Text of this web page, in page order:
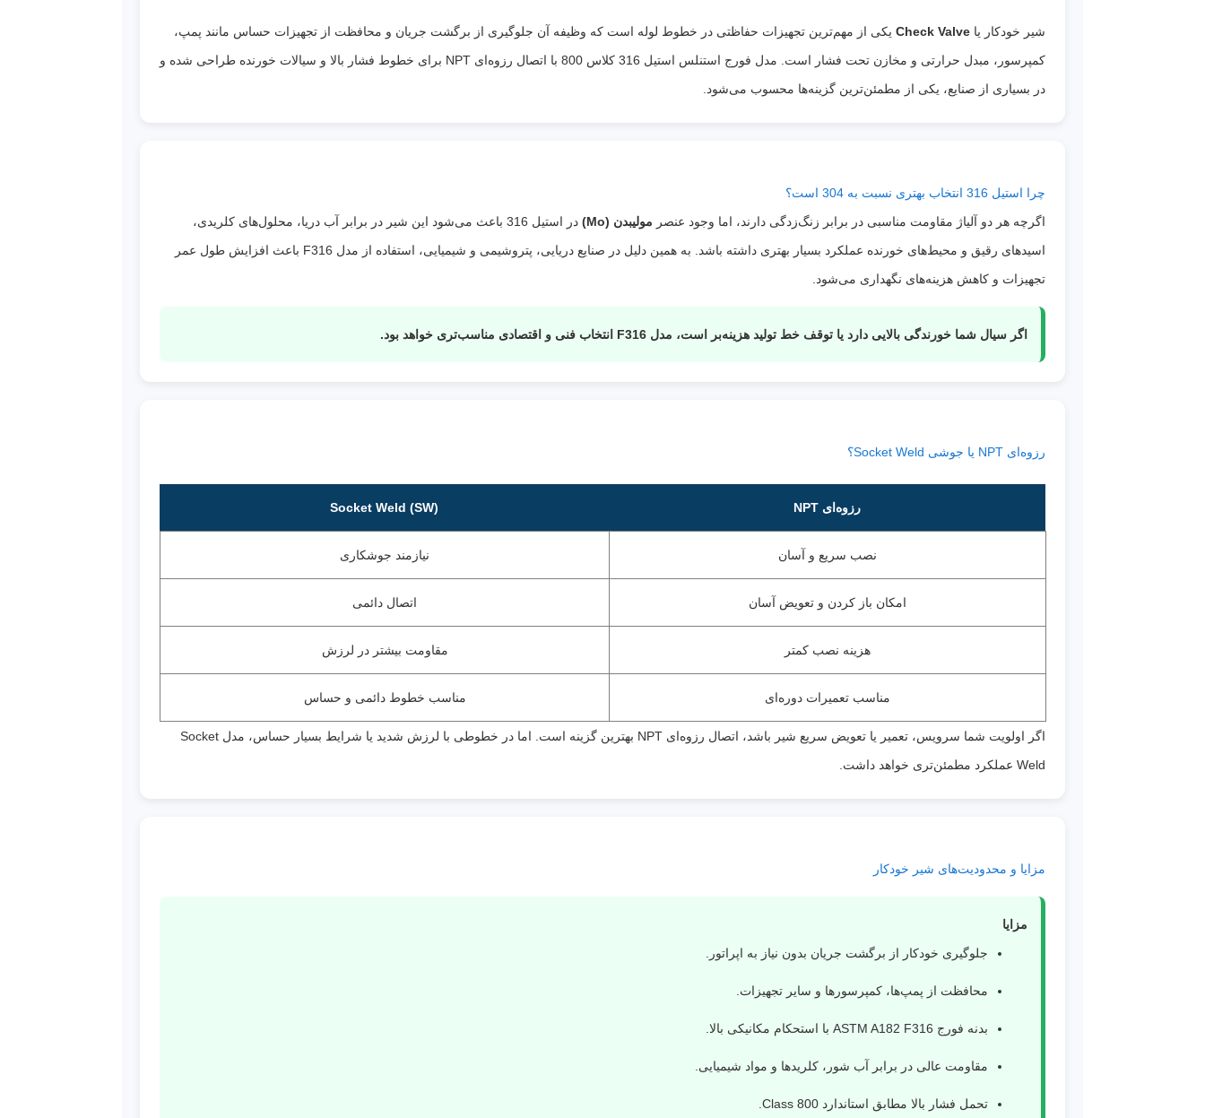
نوع آب بندی فلز به فلز (Metal Seated)
جهت جریان: یکطرفه (مطابق فلش روی بدنه)
:
مناسب برای خطوط فشار بالا، نصب آسان با اتصال
رزوه‌ای NPT و طول عمر بالا
شیر خودکار یا Check Valve یکی از مهم‌ترین تجهیزات حفاظتی در خطوط لوله است که وظیفه آن جلوگیری از برگشت جریان و محافظت از تجهیزات حساس مانند پمپ،
کمپرسور، مبدل حرارتی و مخازن تحت فشار است. مدل فورج استنلس استیل 316 کلاس 800 با اتصال رزوه‌ای NPT برای خطوط فشار بالا و سیالات خورنده طراحی شده و
در بسیاری از صنایع، یکی از مطمئن‌ترین گزینه‌ها محسوب می‌شود.
چرا استیل 316 انتخاب بهتری نسبت به 304 است؟
اگرچه هر دو آلیاژ مقاومت مناسبی در برابر زنگ‌زدگی دارند، اما وجود عنصر مولیبدن (Mo)
در استیل 316 باعث می‌شود این شیر در برابر آب دریا، محلول‌های کلریدی،
اسیدهای رقیق و محیط‌های خورنده عملکرد بسیار بهتری داشته باشد. به همین دلیل در صنایع دریایی، پتروشیمی و شیمیایی، استفاده از مدل F316 باعث افزایش طول عمر
تجهیزات و کاهش هزینه‌های نگهداری می‌شود.
اگر سیال شما خورندگی بالایی دارد یا توقف خط تولید هزینه‌بر است، مدل F316 انتخاب فنی و اقتصادی مناسب‌تری خواهد بود.
رزوه‌ای NPT یا جوشی Socket Weld؟
رزوه‌ای NPT Socket Weld (SW)
نصب سریع و آسان نیازمند جوشکاری
امکان باز کردن و تعویض آسان اتصال دائمی
هزینه نصب کمتر مقاومت بیشتر در لرزش
مناسب تعمیرات دوره‌ای مناسب خطوط دائمی و حساس
اگر اولویت شما سرویس، تعمیر یا تعویض سریع شیر باشد، اتصال رزوه‌ای NPT بهترین گزینه است. اما در خطوطی با لرزش شدید یا شرایط بسیار حساس، مدل Socket
Weld عملکرد مطمئن‌تری خواهد داشت.
مزایا و محدودیت‌های شیر خودکار
مزایا
جلوگیری خودکار از برگشت جریان بدون نیاز به اپراتور.
محافظت از پمپ‌ها، کمپرسورها و سایر تجهیزات.
بدنه فورج ASTM A182 F316 با استحکام مکانیکی بالا.
مقاومت عالی در برابر آب شور، کلریدها و مواد شیمیایی.
تحمل فشار بالا مطابق استاندارد Class 800.